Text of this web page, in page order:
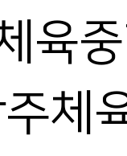
육
체